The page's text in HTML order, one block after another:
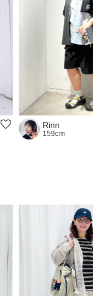
Rinn
159cm